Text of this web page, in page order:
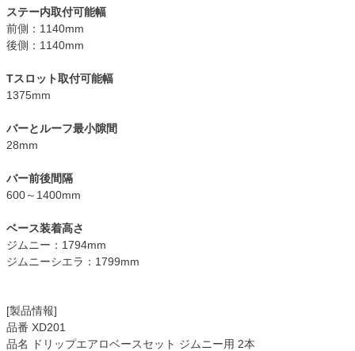
ステー内取付可能幅
前側：1140mm
後側：1140mm
Tスロット取付可能幅
1375mm
バーとルーフ最小隙間
28mm
バー前後間隔
600～1400mm
ベース装着高さ
ジムニー：1794mm
ジムニーシエラ：1799mm
[製品情報]
品番 XD201
品名 ドリップエアロベースセット ジムニー用 2本